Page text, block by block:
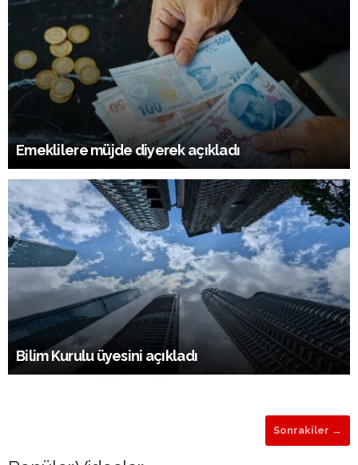
Emeklilere müjde diyerek açıkladı
Bilim Kurulu üyesini açıkladı
Sonrakiler →